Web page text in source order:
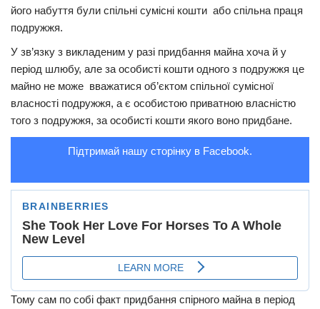
його набуття були спільні сумісні кошти або спільна праця
подружжя.
У зв’язку з викладеним у разі придбання майна хоча й у
період шлюбу, але за особисті кошти одного з подружжя це
майно не може вважатися об’єктом спільної сумісної
власності подружжя, а є особистою приватною власністю
того з подружжя, за особисті кошти якого воно придбане.
Підтримай нашу сторінку в Facebook.
Тому сам по собі факт придбання спірного майна в період